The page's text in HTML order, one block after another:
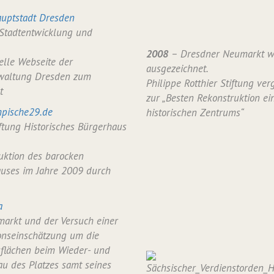
Dresden
und
Webseite der
Dresden zum
Historisches Bürgerhaus
des barocken
im Jahre 2009 durch
und der Versuch einer
um die
beim Wieder- und
des Platzes samt seines
2008– Dresdner Neumarkt
ausgezeichnet.
Philippe Rotthier Stiftung
zur „Besten Rekonstruktion
historischen Zentrums“